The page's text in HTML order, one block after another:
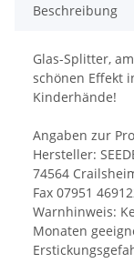
Beschreibung
Glas-Splitter,
schönen Effekt
Kinderhände!
Angaben zur
Hersteller:
74564
Fax 07951
Warnhinweis:
Monaten